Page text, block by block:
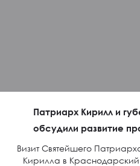
Патриарх Кирилл и
обсудили развитие
Визит Святейшего
Кирилла в